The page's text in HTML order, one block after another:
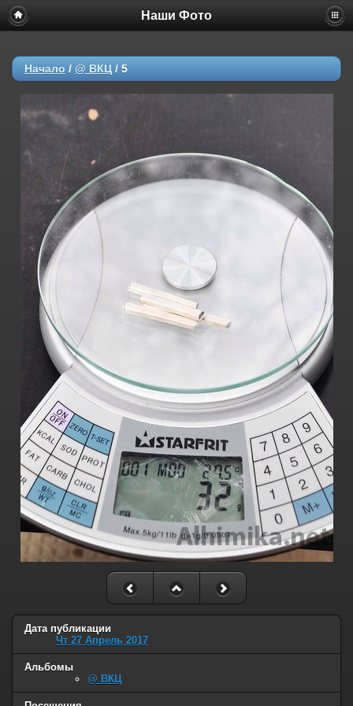
Наши Фото
Начало / @ ВКЦ / 5
Дата публикации
Чт 27 Апрель 2017
Альбомы
@ ВКЦ